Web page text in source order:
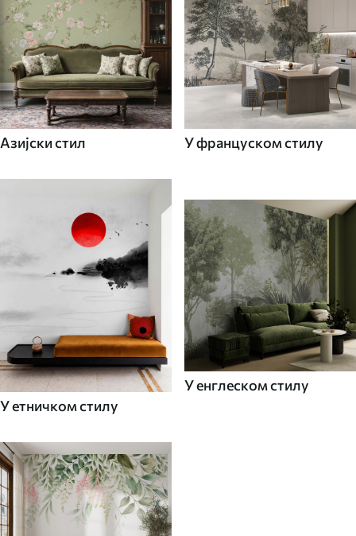
Азијски стил У француском стилу
У етничком стилу
У енглеском стилу